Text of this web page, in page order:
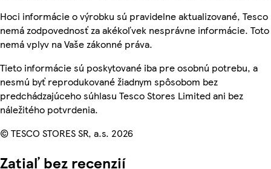
Hoci informácie o výrobku sú pravidelne aktualizované, Tesco
nemá zodpovednosť za akékoľvek nesprávne informácie. Toto
nemá vplyv na Vaše zákonné práva.
Tieto informácie sú poskytované iba pre osobnú potrebu, a
nesmú byť reprodukované žiadnym spôsobom bez
predchádzajúceho súhlasu Tesco Stores Limited ani bez
náležitého potvrdenia.
© TESCO STORES SR, a.s. 2026
Zatiaľ bez recenzií